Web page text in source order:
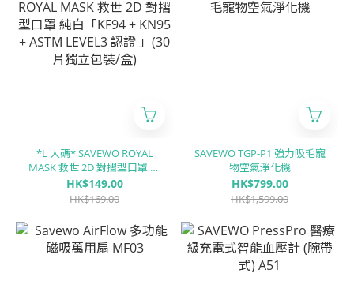
*L 大碼* SAVEWO ROYAL
MASK 救世 2D 對摺型口罩 純
白「KF94 + KN95 + ASTM
LEVEL3 認證 」(30片獨立包
HK$149.00
HK$169.00
SAVEWO TGP-P1 強力吸毛寵
物空氣淨化機
HK$799.00
HK$1,599.00